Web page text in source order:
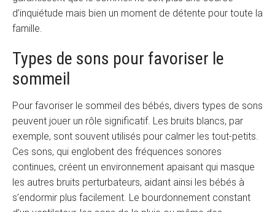
d’inquiétude mais bien un moment de détente pour toute la
famille.
Types de sons pour favoriser le
sommeil
Pour favoriser le sommeil des bébés, divers types de sons
peuvent jouer un rôle significatif. Les bruits blancs, par
exemple, sont souvent utilisés pour calmer les tout-petits.
Ces sons, qui englobent des fréquences sonores
continues, créent un environnement apaisant qui masque
les autres bruits perturbateurs, aidant ainsi les bébés à
s’endormir plus facilement. Le bourdonnement constant